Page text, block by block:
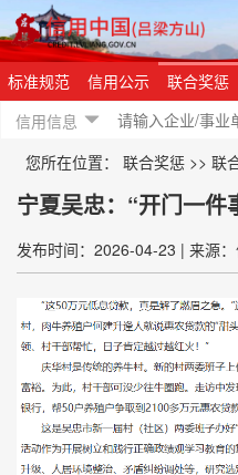
标准规范 信用公示 联合奖惩
信用信息
您所在位置： 联合奖惩 >> 联
宁夏吴忠：“开门一件
发布时间：2026-04-23 | 来源